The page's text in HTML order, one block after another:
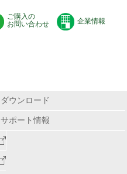
ご購入の
お問い合わせ
企業情報
ダウンロード
サポート情報